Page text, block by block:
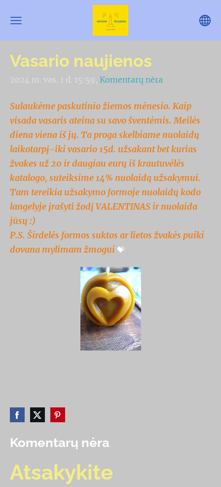
Vasario naujienos
2024 m. vas. 1 d. 15:59, Komentarų nėra
Sulaukėme paskutinio žiemos mėnesio. Kaip
visada vasaris ateina su savo šventėmis. Meilės
diena viena iš jų. Ta proga skelbiame nuolaidų
laikotarpį-iki vasario 15d. užsakant bet kurias
žvakes už 20 ir daugiau eurų iš krautuvėlės
katalogo, suteiksime 14% nuolaidą užsakymui.
Tam tereikia užsakymo formoje nuolaidų kodo
langelyje įrašyti žodį VALENTINAS ir nuolaida
jūsų :)
P.S. Širdelės formos suktos ar lietos žvakės puiki
dovana mylimam žmogui 💝
Komentarų nėra
Atsakykite